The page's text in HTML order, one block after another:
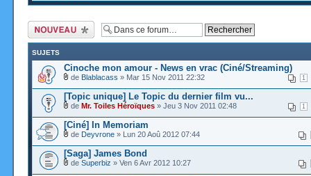
Ecrire un nouveau
sujet
SUJETS
Cinoche mon amour - News en vrac (Ciné/Streaming)
1
de Blablacass » Mar 15 Nov 2011 22:32
[Topic unique] Le Topic du dernier film vu...
1
de Mr. Toiles Héroïques » Jeu 3 Nov 2011 02:48
[Ciné] In Memoriam
de Deyvrone » Lun 20 Aoû 2012 07:44
[Saga] James Bond
de Superbiz » Ven 6 Avr 2012 10:27